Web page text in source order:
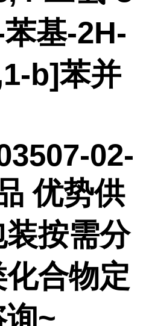
基-2H-
b]苯并
02-
优势供
按需分
合物定
~